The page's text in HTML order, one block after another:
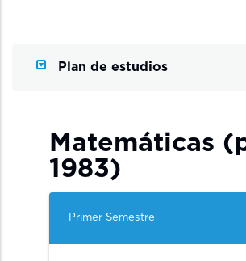
Plan de estudios
Matemáticas
1983)
Primer Semestre